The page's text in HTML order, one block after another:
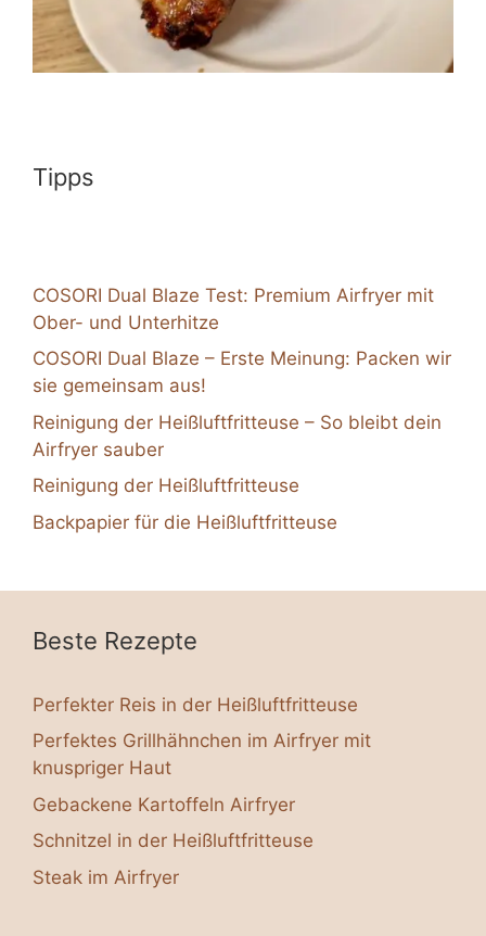
Tipps
COSORI Dual Blaze Test: Premium Airfryer mit
Ober- und Unterhitze
COSORI Dual Blaze – Erste Meinung: Packen wir
sie gemeinsam aus!
Reinigung der Heißluftfritteuse – So bleibt dein
Airfryer sauber
Reinigung der Heißluftfritteuse
Backpapier für die Heißluftfritteuse
Beste Rezepte
Perfekter Reis in der Heißluftfritteuse
Perfektes Grillhähnchen im Airfryer mit
knuspriger Haut
Gebackene Kartoffeln Airfryer
Schnitzel in der Heißluftfritteuse
Steak im Airfryer